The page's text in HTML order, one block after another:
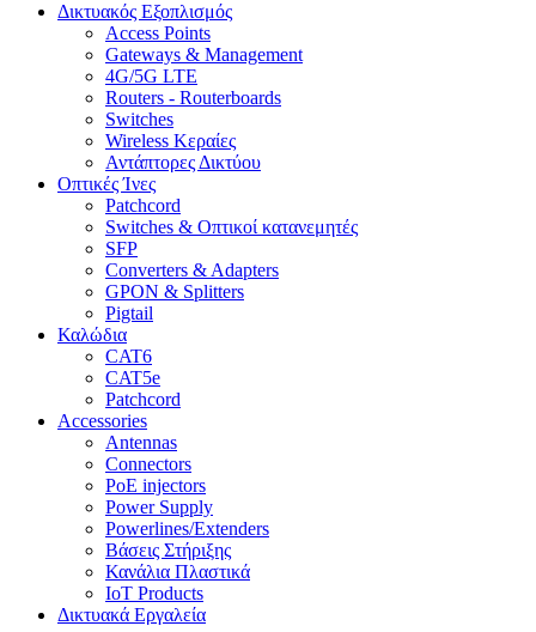
Δικτυακός Εξοπλισμός
Access Points
Gateways & Management
4G/5G LTE
Routers - Routerboards
Switches
Wireless Κεραίες
Αντάπτορες Δικτύου
Οπτικές Ίνες
Patchcord
Switches & Οπτικοί κατανεμητές
SFP
Converters & Adapters
GPON & Splitters
Pigtail
Καλώδια
CAT6
CAT5e
Patchcord
Accessories
Antennas
Connectors
PoE injectors
Power Supply
Powerlines/Extenders
Βάσεις Στήριξης
Κανάλια Πλαστικά
IoT Products
Δικτυακά Εργαλεία